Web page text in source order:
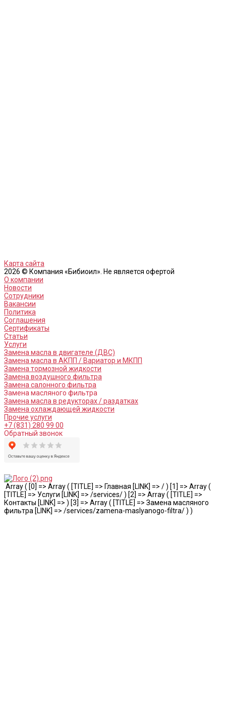
Карта сайта
2026 © Компания «Бибиоил». Не является офертой
О компании
Новости
Сотрудники
Вакансии
Политика
Соглашения
Сертификаты
Статьи
Услуги
Замена масла в двигателе (ДВС)
Замена масла в АКПП / Вариатор и МКПП
Замена тормозной жидкости
Замена воздушного фильтра
Замена салонного фильтра
Замена масляного фильтра
Замена масла в редукторах / раздатках
Замена охлаждающей жидкости
Прочие услуги
+7 (831) 280 99 00
Обратный звонок
Array ( [0] => Array ( [TITLE] => Главная [LINK] => / ) [1] => Array (
[TITLE] => Услуги [LINK] => /services/ ) [2] => Array ( [TITLE] =>
Контакты [LINK] => ) [3] => Array ( [TITLE] => Замена масляного
фильтра [LINK] => /services/zamena-maslyanogo-filtra/ ) )